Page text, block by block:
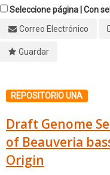
Seleccione página | Con
Correo Electrónico
Guardar
REPOSITORIO UNA
Draft Genome
of Beauveria
Origin